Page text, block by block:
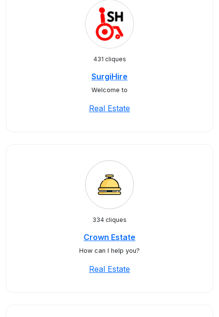
431 cliques
SurgiHire
Welcome to
Real Estate
334 cliques
Crown Estate
How can I help you?
Real Estate